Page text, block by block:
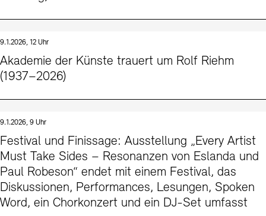
9.1.2026, 12 Uhr
Akademie der Künste trauert um Rolf Riehm
(1937–2026)
9.1.2026, 9 Uhr
Festival und Finissage: Ausstellung „Every Artist
Must Take Sides – Resonanzen von Eslanda und
Paul Robeson“ endet mit einem Festival, das
Diskussionen, Performances, Lesungen, Spoken
Word, ein Chorkonzert und ein DJ-Set umfasst